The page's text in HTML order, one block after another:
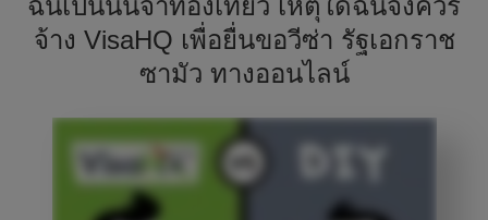
ฉันเป็นนินจาท่องเที่ยว เหตุใดฉันจึงควร
จ้าง VisaHQ เพื่อยื่นขอวีซ่า รัฐเอกราช
ซามัว ทางออนไลน์